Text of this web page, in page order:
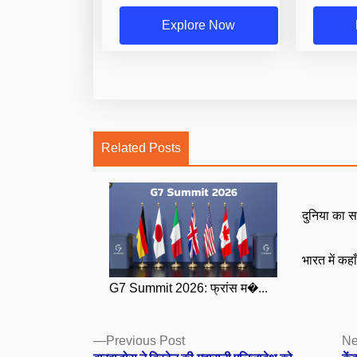
Explore Now
Related Posts
G7 Summit 2026: फ्रांस म�...
दुनिया का
भारत में
Posts
Previous PostPrevious
post: